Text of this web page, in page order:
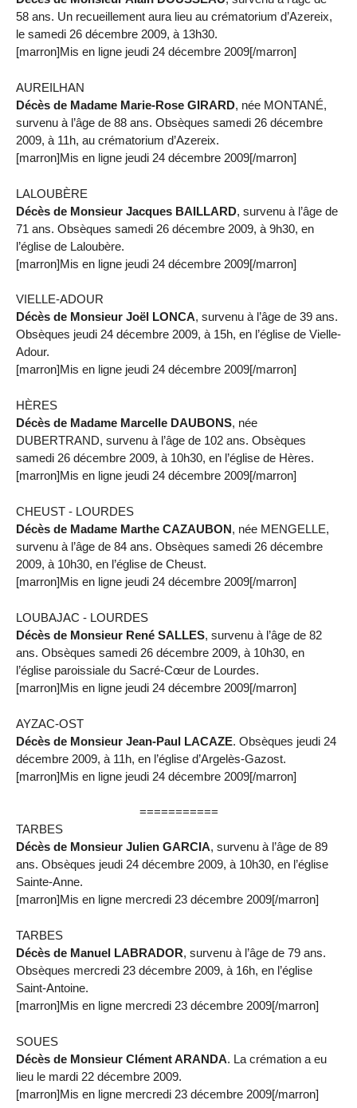
58 ans. Un recueillement aura lieu au crématorium d’Azereix,
le samedi 26 décembre 2009, à 13h30.
[marron]Mis en ligne jeudi 24 décembre 2009[/marron]
AUREILHAN
Décès de Madame Marie-Rose GIRARD, née MONTANÉ,
survenu à l’âge de 88 ans. Obsèques samedi 26 décembre
2009, à 11h, au crématorium d’Azereix.
[marron]Mis en ligne jeudi 24 décembre 2009[/marron]
LALOUBÈRE
Décès de Monsieur Jacques BAILLARD, survenu à l’âge de
71 ans. Obsèques samedi 26 décembre 2009, à 9h30, en
l’église de Laloubère.
[marron]Mis en ligne jeudi 24 décembre 2009[/marron]
VIELLE-ADOUR
Décès de Monsieur Joël LONCA, survenu à l’âge de 39 ans.
Obsèques jeudi 24 décembre 2009, à 15h, en l’église de Vielle-
Adour.
[marron]Mis en ligne jeudi 24 décembre 2009[/marron]
HÈRES
Décès de Madame Marcelle DAUBONS, née
DUBERTRAND, survenu à l’âge de 102 ans. Obsèques
samedi 26 décembre 2009, à 10h30, en l’église de Hères.
[marron]Mis en ligne jeudi 24 décembre 2009[/marron]
CHEUST - LOURDES
Décès de Madame Marthe CAZAUBON, née MENGELLE,
survenu à l’âge de 84 ans. Obsèques samedi 26 décembre
2009, à 10h30, en l’église de Cheust.
[marron]Mis en ligne jeudi 24 décembre 2009[/marron]
LOUBAJAC - LOURDES
Décès de Monsieur René SALLES, survenu à l’âge de 82
ans. Obsèques samedi 26 décembre 2009, à 10h30, en
l’église paroissiale du Sacré-Cœur de Lourdes.
[marron]Mis en ligne jeudi 24 décembre 2009[/marron]
AYZAC-OST
Décès de Monsieur Jean-Paul LACAZE. Obsèques jeudi 24
décembre 2009, à 11h, en l’église d’Argelès-Gazost.
[marron]Mis en ligne jeudi 24 décembre 2009[/marron]
===========
TARBES
Décès de Monsieur Julien GARCIA, survenu à l’âge de 89
ans. Obsèques jeudi 24 décembre 2009, à 10h30, en l’église
Sainte-Anne.
[marron]Mis en ligne mercredi 23 décembre 2009[/marron]
TARBES
Décès de Manuel LABRADOR, survenu à l’âge de 79 ans.
Obsèques mercredi 23 décembre 2009, à 16h, en l’église
Saint-Antoine.
[marron]Mis en ligne mercredi 23 décembre 2009[/marron]
SOUES
Décès de Monsieur Clément ARANDA. La crémation a eu
lieu le mardi 22 décembre 2009.
[marron]Mis en ligne mercredi 23 décembre 2009[/marron]